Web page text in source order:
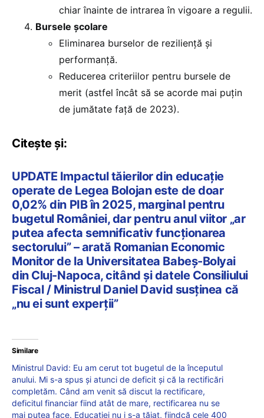
chiar înainte de intrarea în vigoare a regulii.
Bursele școlare
Eliminarea burselor de reziliență și
performanță.
Reducerea criteriilor pentru bursele de
merit (astfel încât să se acorde mai puțin
de jumătate față de 2023).
Citește și:
UPDATE Impactul tăierilor din educație
operate de Legea Bolojan este de doar
0,02% din PIB în 2025, marginal pentru
bugetul României, dar pentru anul viitor „ar
putea afecta semnificativ funcționarea
sectorului” – arată Romanian Economic
Monitor de la Universitatea Babeș-Bolyai
din Cluj-Napoca, citând și datele Consiliului
Fiscal / Ministrul Daniel David susținea că
„nu ei sunt experții”
Similare
Ministrul David: Eu am cerut tot bugetul de la începutul
anului. Mi s-a spus și atunci de deficit și că la rectificări
completăm. Când am venit să discut la rectificare,
deficitul financiar fiind atât de mare, rectificarea nu se
mai putea face. Educației nu i s-a tăiat, fiindcă cele 400